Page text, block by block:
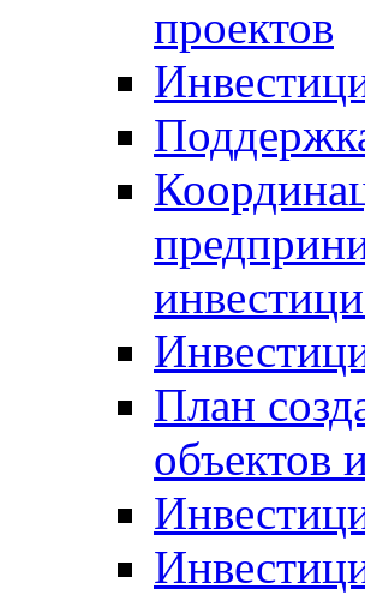
проектов
План
объектов